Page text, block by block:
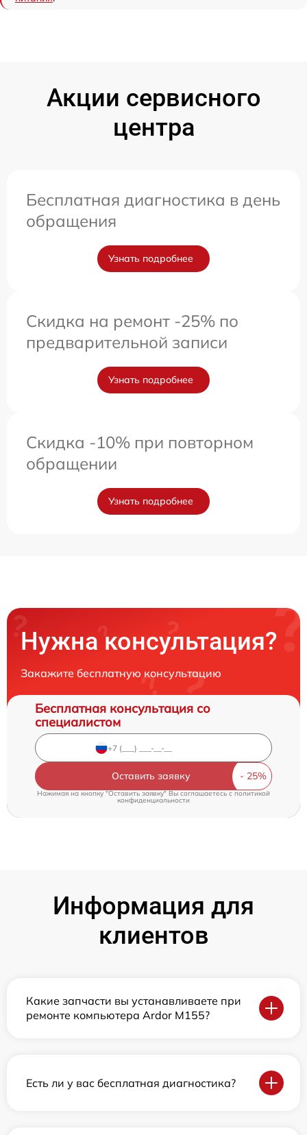
Акции сервисного
центра
Бесплатная диагностика в день
обращения
Узнать подробнее
Скидка на ремонт -25% по
предварительной записи
Узнать подробнее
Скидка -10% при повторном
обращении
Узнать подробнее
Нужна консультация?
Закажите бесплатную консультацию
Бесплатная консультация со
специалистом
Оставить заявку
Нажимая на кнопку "Оставить заявку" Вы соглашаетесь cполитикой
конфиденциальности
Информация для
клиентов
Какие запчасти вы устанавливаете при
ремонте компьютера Ardor M155?
Есть ли у вас бесплатная диагностика?